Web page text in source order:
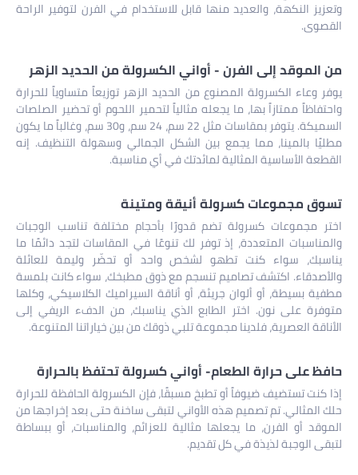
وتعزيز النكهة، والعديد منها قابل للاستخدام في الفرن لتوفير الراحة
القصوى.
من الموقد إلى الفرن - أواني الكسرولة من الحديد الزهر
يوفر وعاء الكسرولة المصنوع من الحديد الزهر توزيعاً متساوياً للحرارة
واحتفاظاً ممتازاً بها، ما يجعله مثالياً لتحمير اللحوم أو تحضير الصلصات
السميكة. يتوفر بمقاسات مثل 22 سم، 24 سم، و30 سم، وغالباً ما يكون
مطليًا بالمينا، مما يجمع بين الشكل الجمالي وسهولة التنظيف. إنه
القطعة الأساسية المثالية لمائدتك في أي مناسبة.
تسوق مجموعات كسرولة أنيقة ومتينة
اختر مجموعات كسرولة تضم قدورًا بأحجام مختلفة تناسب الوجبات
والمناسبات المتعددة، إذ توفر لك تنوعًا في المقاسات لتجد دائمًا ما
يناسبك، سواء كنت تطهو لشخص واحد أو تحضّر وليمة للعائلة
والأصدقاء. اكتشف تصاميم تنسجم مع ذوق مطبخك، سواء كانت بلمسة
مطفية بسيطة، أو ألوان جريئة، أو أناقة السيراميك الكلاسيكي، وكلها
متوفرة على نون. اختر الطابع الذي يناسبك، من الدفء الريفي إلى
الأناقة العصرية، فلدينا مجموعة تلبي ذوقك من بين خياراتنا المتنوعة.
حافظ على حرارة الطعام- أواني كسرولة تحتفظ بالحرارة
إذا كنت تستضيف ضيوفاً أو تطبخ مسبقًا، فإن الكسرولة الحافظة للحرارة
حلك المثالي. تم تصميم هذه الأواني لتبقى ساخنة حتى بعد إخراجها من
الموقد أو الفرن، ما يجعلها مثالية للعزائم، والمناسبات، أو ببساطة
لتبقى الوجبة لذيذة في كل تقديم.